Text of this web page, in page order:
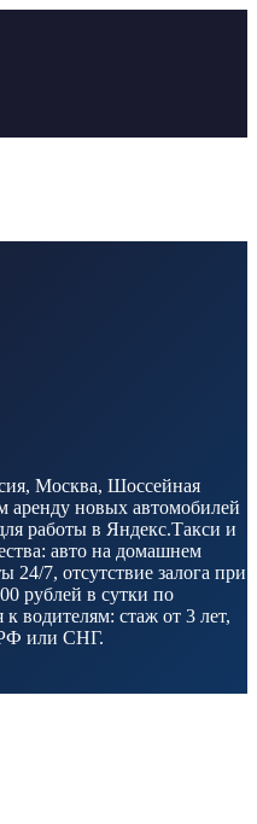
Москва, Шоссейная
аренду новых автомобилей
работы в Яндекс.Такси и
авто на домашнем
7, отсутствие залога при
рублей в сутки по
водителям: стаж от 3 лет,
РФ или СНГ.